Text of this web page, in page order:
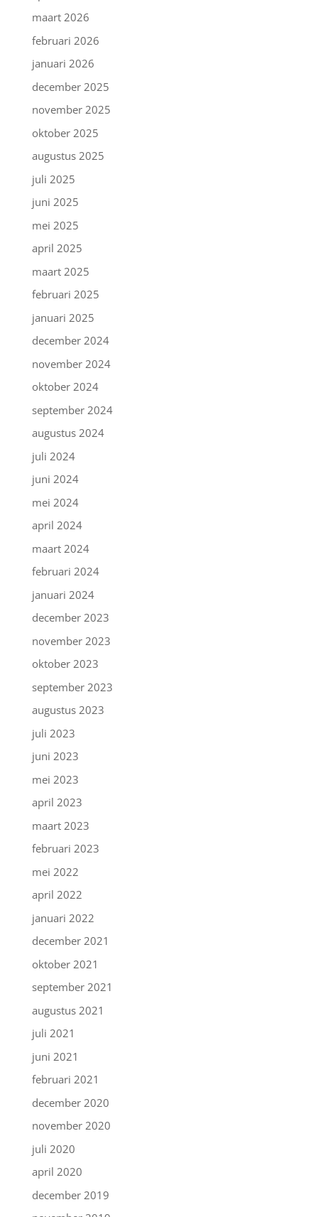
maart 2026
februari 2026
januari 2026
december 2025
november 2025
oktober 2025
augustus 2025
juli 2025
juni 2025
mei 2025
april 2025
maart 2025
februari 2025
januari 2025
december 2024
november 2024
oktober 2024
september 2024
augustus 2024
juli 2024
juni 2024
mei 2024
april 2024
maart 2024
februari 2024
januari 2024
december 2023
november 2023
oktober 2023
september 2023
augustus 2023
juli 2023
juni 2023
mei 2023
april 2023
maart 2023
februari 2023
mei 2022
april 2022
januari 2022
december 2021
oktober 2021
september 2021
augustus 2021
juli 2021
juni 2021
februari 2021
december 2020
november 2020
juli 2020
april 2020
december 2019